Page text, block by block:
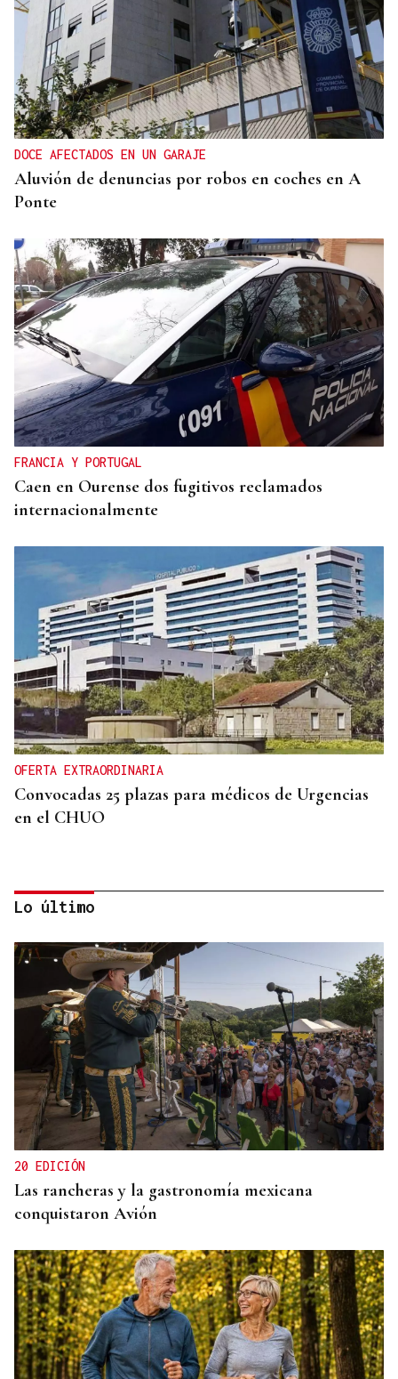
DOCE AFECTADOS EN UN GARAJE
Aluvión de denuncias por robos en coches en A
Ponte
FRANCIA Y PORTUGAL
Caen en Ourense dos fugitivos reclamados
internacionalmente
OFERTA EXTRAORDINARIA
Convocadas 25 plazas para médicos de Urgencias
en el CHUO
RESOLUCIÓN DEL TRIBUNAL
El Concello de Ourense, sitiado tras caer la
adjudicación del autobús
Lo último
20 EDICIÓN
Las rancheras y la gastronomía mexicana
conquistaron Avión